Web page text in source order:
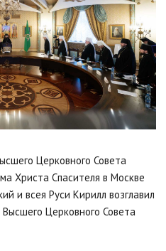
Церковного Совета
Христа Спасителя в Москве
и всея Руси Кирилл возглавил
Церковного Совета